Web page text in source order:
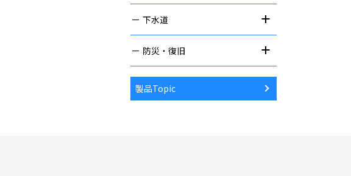
下水道
防災・復旧
製品Topic